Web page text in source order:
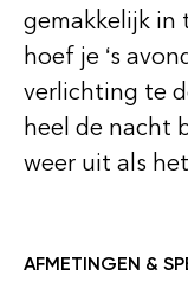
gemakkelijk in
hoef je ‘s
verlichting te
heel de nacht
weer uit als
AFMETINGEN &